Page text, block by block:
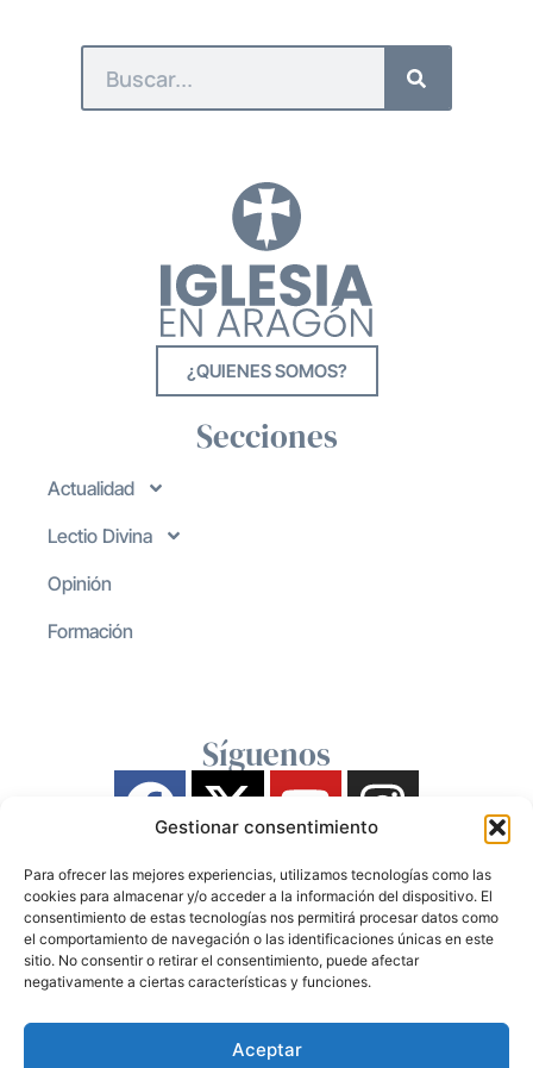
Gestionar consentimiento
Para ofrecer las mejores experiencias, utilizamos tecnologías como las
cookies para almacenar y/o acceder a la información del dispositivo. El
consentimiento de estas tecnologías nos permitirá procesar datos como
el comportamiento de navegación o las identificaciones únicas en este
sitio. No consentir o retirar el consentimiento, puede afectar
negativamente a ciertas características y funciones.
Aceptar
¿QUIENES SOMOS?
Secciones
Actualidad
Lectio Divina
Opinión
Formación
Síguenos